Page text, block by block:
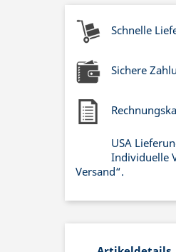
Schnelle
Sichere
USA
Individuelle
Versand“.